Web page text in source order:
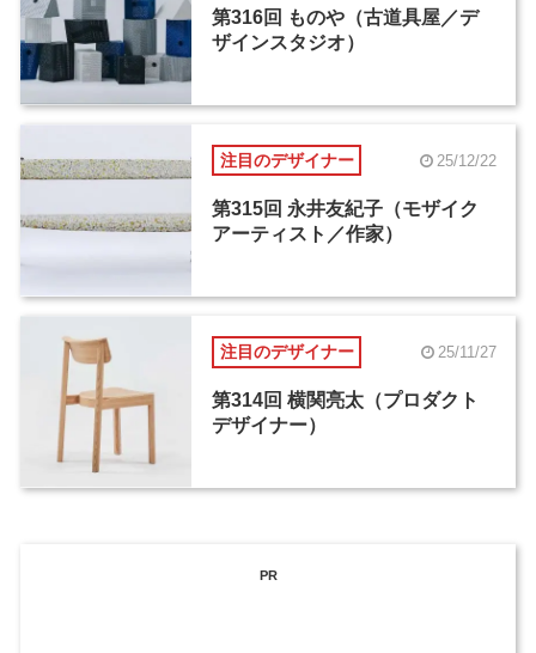
第316回 ものや（古道具屋／デ
ザインスタジオ）
注目のデザイナー 25/12/22
第315回 永井友紀子（モザイク
アーティスト／作家）
注目のデザイナー 25/11/27
第314回 横関亮太（プロダクト
デザイナー）
PR